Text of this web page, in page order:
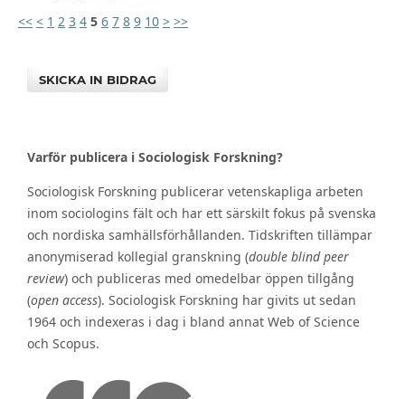
<< < 1 2 3 4 5 6 7 8 9 10 > >>
SKICKA IN BIDRAG
Varför publicera i Sociologisk Forskning?
Sociologisk Forskning publicerar vetenskapliga arbeten
inom sociologins fält och har ett särskilt fokus på svenska
och nordiska samhällsförhållanden. Tidskriften tillämpar
anonymiserad kollegial granskning (double blind peer
review) och publiceras med omedelbar öppen tillgång
(open access). Sociologisk Forskning har givits ut sedan
1964 och indexeras i dag i bland annat Web of Science
och Scopus.